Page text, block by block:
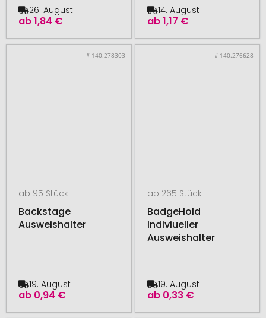
ab1,84 €
26. August
ab1,17 €
14. August
# 140.278303
ab 95 Stück
Backstage
Ausweishalter
ab 0,94 €
19. August
# 140.276628
ab 265 Stück
BadgeHold
Indiviueller
Ausweishalter
ab 0,33 €
19. August